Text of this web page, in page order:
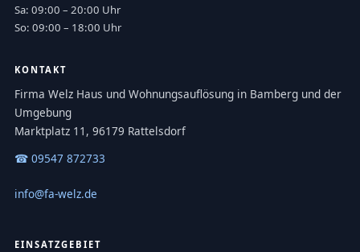
Sa: 09:00 – 20:00 Uhr
So: 09:00 – 18:00 Uhr
KONTAKT
Firma Welz Haus und Wohnungsauflösung in Bamberg und der
Umgebung
Marktplatz 11, 96179 Rattelsdorf
☎ 09547 872733
info@fa-welz.de
EINSATZGEBIET